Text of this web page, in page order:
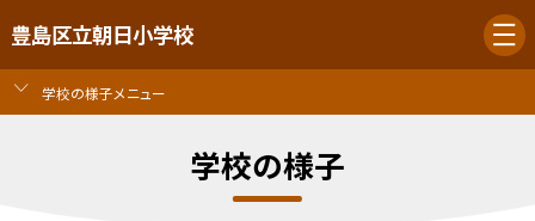
豊島区立朝日小学校
学校の様子メニュー
学校の様子